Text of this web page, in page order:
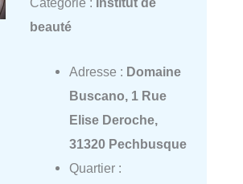
beauté
Adresse : Domaine
Buscano, 1 Rue
Elise Deroche,
31320 Pechbusque
Quartier :